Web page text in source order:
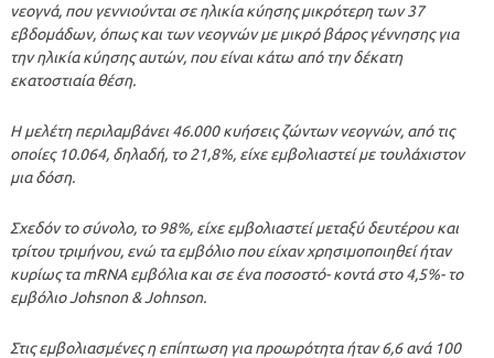
νεογνά, που γεννιούνται σε ηλικία κύησης μικρότερη των 37
εβδομάδων, όπως και των νεογνών με μικρό βάρος γέννησης για
την ηλικία κύησης αυτών, που είναι κάτω από την δέκατη
εκατοστιαία θέση.
Η μελέτη περιλαμβάνει 46.000 κυήσεις ζώντων νεογνών, από τις
οποίες 10.064, δηλαδή, το 21,8%, είχε εμβολιαστεί με τουλάχιστον
μια δόση.
Σχεδόν το σύνολο, το 98%, είχε εμβολιαστεί μεταξύ δευτέρου και
τρίτου τριμήνου, ενώ τα εμβόλιο που είχαν χρησιμοποιηθεί ήταν
κυρίως τα mRNA εμβόλια και σε ένα ποσοστό- κοντά στο 4,5%- το
εμβόλιο Johsnon & Johnson.
Στις εμβολιασμένες η επίπτωση για προωρότητα ήταν 6,6 ανά 100